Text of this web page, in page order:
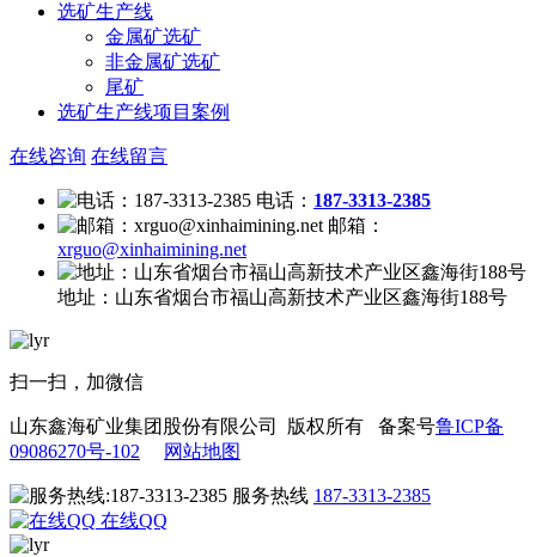
选矿生产线
金属矿选矿
非金属矿选矿
尾矿
选矿生产线项目案例
在线咨询 在线留言
电话： 187-3313-2385
邮箱：
xrguo@xinhaimining.net
地址： 山东省烟台市福山高新技术产业区鑫海街188号
扫一扫，加微信
山东鑫海矿业集团股份有限公司 版权所有 备案号鲁ICP备
09086270号-102
网站地图
服务热线 187-3313-2385
在线QQ